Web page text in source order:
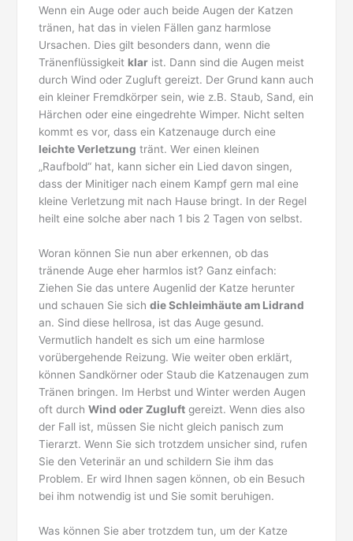
Wenn ein Auge oder auch beide Augen der Katzen
tränen, hat das in vielen Fällen ganz harmlose
Ursachen. Dies gilt besonders dann, wenn die
Tränenflüssigkeit klar ist. Dann sind die Augen meist
durch Wind oder Zugluft gereizt. Der Grund kann auch
ein kleiner Fremdkörper sein, wie z.B. Staub, Sand, ein
Härchen oder eine eingedrehte Wimper. Nicht selten
kommt es vor, dass ein Katzenauge durch eine
leichte Verletzung tränt. Wer einen kleinen
„Raufbold“ hat, kann sicher ein Lied davon singen,
dass der Minitiger nach einem Kampf gern mal eine
kleine Verletzung mit nach Hause bringt. In der Regel
heilt eine solche aber nach 1 bis 2 Tagen von selbst.
Woran können Sie nun aber erkennen, ob das
tränende Auge eher harmlos ist? Ganz einfach:
Ziehen Sie das untere Augenlid der Katze herunter
und schauen Sie sichdie Schleimhäute am Lidrand
an. Sind diese hellrosa, ist das Auge gesund.
Vermutlich handelt es sich um eine harmlose
vorübergehende Reizung. Wie weiter oben erklärt,
können Sandkörner oder Staub die Katzenaugen zum
Tränen bringen. Im Herbst und Winter werden Augen
oft durchWind oder Zugluft gereizt. Wenn dies also
der Fall ist, müssen Sie nicht gleich panisch zum
Tierarzt. Wenn Sie sich trotzdem unsicher sind, rufen
Sie den Veterinär an und schildern Sie ihm das
Problem. Er wird Ihnen sagen können, ob ein Besuch
bei ihm notwendig ist und Sie somit beruhigen.
Was können Sie aber trotzdem tun, um der Katze